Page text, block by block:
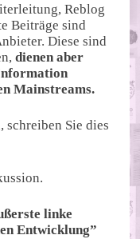
Reblog
Beiträge sind
Diese sind
dienen aber
Mainstreams.
schreiben Sie dies
linke
Entwicklung”